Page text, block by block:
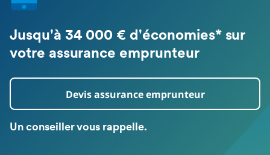
Jusqu'à 34 000 € d'économies* sur
votre assurance emprunteur
Devis assurance emprunteur
Un conseiller vous rappelle.